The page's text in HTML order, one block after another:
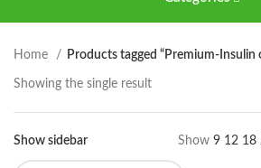
Home Products tagged “Premium-Insulin
Showing the single result
Show sidebar Show 9 12 18